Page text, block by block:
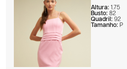
Altura: 1.75
Busto: 82
Quadril: 92
Tamanho: P